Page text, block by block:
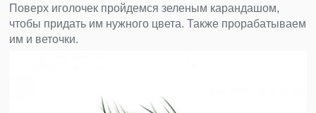
Поверх иголочек пройдемся зеленым карандашом,
чтобы придать им нужного цвета. Также прорабатываем
им и веточки.